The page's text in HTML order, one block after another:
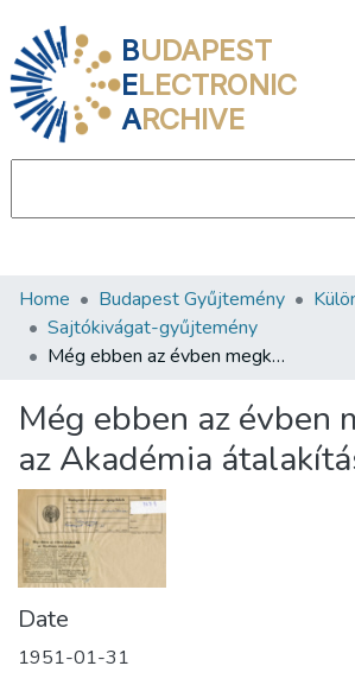
BUDAPEST
ELECTRONIC
ARCHIVE
Communities & Collections
All of DSpace
About us
Home Budapest Gyűjtemény
Sajtókivágat-gyűjtemény
Még ebben az évben megkezdik az Akadémia átalakítását
Még ebben az évben
az Akadémia
Date
1951-01-31